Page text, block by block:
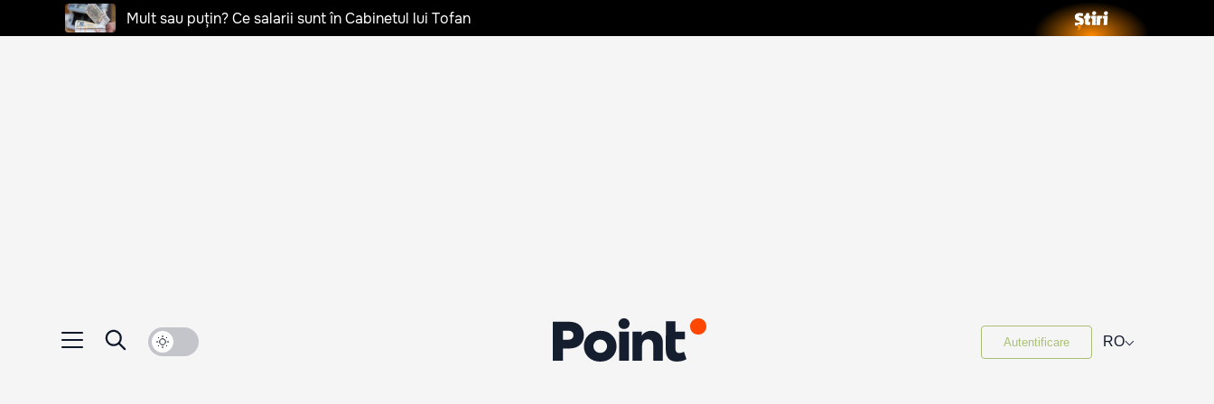
Mult sau puțin? Ce salarii sunt în Cabinetul lui Tofan
Autentificare RO⌵